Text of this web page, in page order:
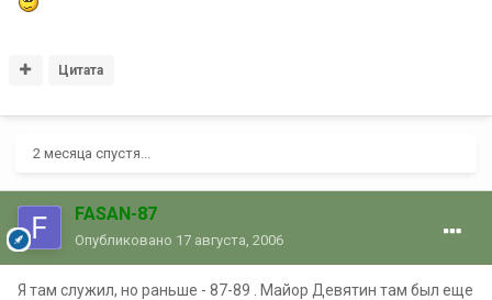
Цитата
2 месяца спустя...
FASAN-87
Опубликовано 17 августа, 2006
Я там служил, но раньше - 87-89 . Майор Девятин там был еще